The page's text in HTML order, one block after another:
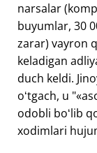
narsalar
buyumlar, 30
zarar) vayron
keladigan
duch keldi.
oʻtgach, u "
odobli boʻlib
xodimlari